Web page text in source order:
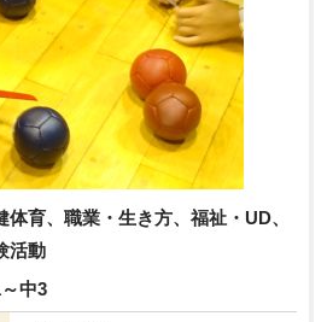
体育、職業・生き方、福祉・UD、
活動
中3